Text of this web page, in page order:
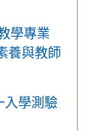
學專業
養與教師
入學測驗